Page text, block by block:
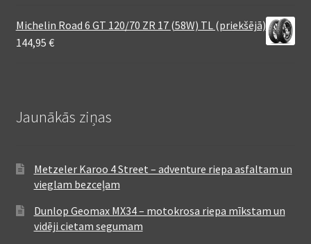
Michelin Road 6 GT 120/70 ZR 17 (58W) TL (priekšējā)
144,95 €
Jaunākās ziņas
Metzeler Karoo 4 Street – adventure riepa asfaltam un
vieglam bezceļam
Dunlop Geomax MX34 – motokrosa riepa mīkstam un
vidēji cietam segumam